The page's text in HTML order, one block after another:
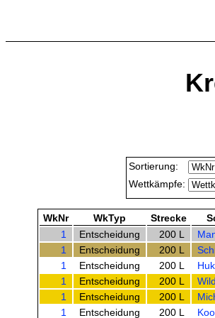
Sortierung:
Wettkämpfe:
WkNr WkTyp Strecke
1
Entscheidung 200 L
1
Entscheidung 200 L
1
Entscheidung 200 L
1
Entscheidung 200 L
1
Entscheidung 200 L
1
Entscheidung 200 L